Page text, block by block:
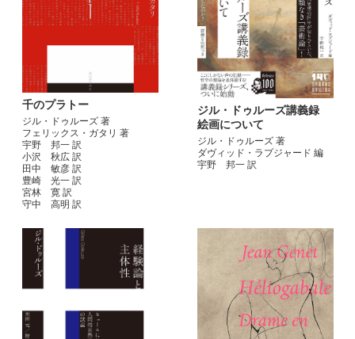
千のプラトー
ジル・ドゥルーズ 著
フェリックス・ガタリ 著
宇野 邦一 訳
小沢 秋広 訳
田中 敏彦 訳
豊崎 光一 訳
宮林 寛 訳
守中 高明 訳
ジル・ドゥルーズ講義録
絵画について
ジル・ドゥルーズ 著
ダヴィッド・ラプジャード 編
宇野 邦一 訳